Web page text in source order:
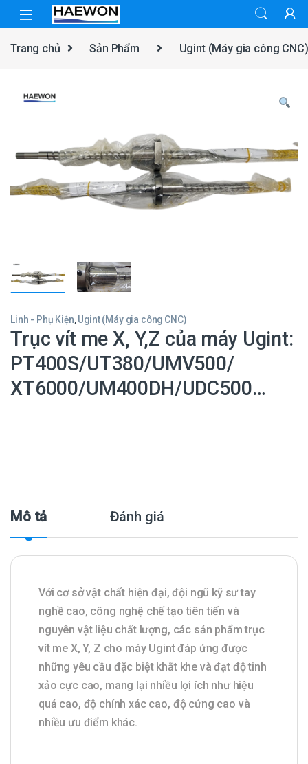
Skip to navigation
Skip to content
Trang chủ Sản Phẩm Ugint (Máy gia công CNC)
Linh - Phụ Kiện,Ugint (Máy gia công CNC)
Trục vít me X, Y,Z của máy Ugint:
PT400S/UT380/UMV500/
XT6000/UM400DH/UDC500…
Mô tả Đánh giá
Với cơ sở vật chất hiện đại, đội ngũ kỹ sư tay
nghề cao, công nghệ chế tạo tiên tiến và
nguyên vật liệu chất lượng, các sản phẩm trục
vít me X, Y, Z cho máy Ugint đáp ứng được
những yêu cầu đặc biệt khắt khe và đạt độ tinh
xảo cực cao, mang lại nhiều lợi ích như hiệu
quả cao, độ chính xác cao, độ cứng cao và
nhiều ưu điểm khác.